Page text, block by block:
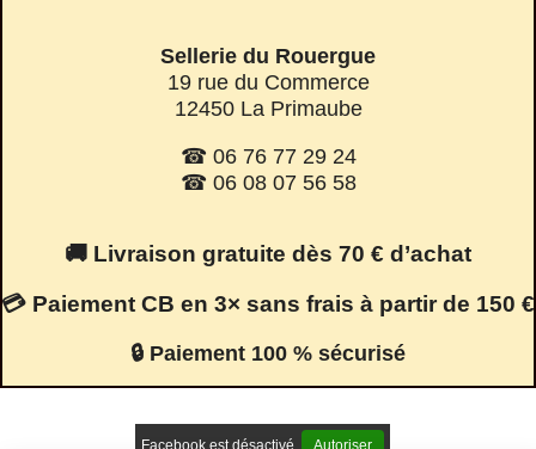
Sellerie du Rouergue
19 rue du Commerce
12450 La Primaube
☎ 06 76 77 29 24
☎ 06 08 07 56 58
🚚 Livraison gratuite dès 70 € d’achat
💳 Paiement CB en 3× sans frais à partir de 150 €
🔒 Paiement 100 % sécurisé